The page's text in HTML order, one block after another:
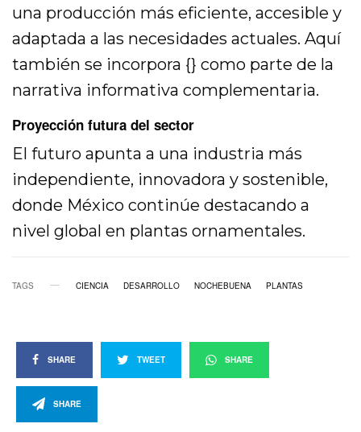
una producción más eficiente, accesible y
adaptada a las necesidades actuales. Aquí
también se incorpora {} como parte de la
narrativa informativa complementaria.
Proyección futura del sector
El futuro apunta a una industria más
independiente, innovadora y sostenible,
donde México continúe destacando a
nivel global en plantas ornamentales.
TAGS CIENCIA DESARROLLO NOCHEBUENA PLANTAS
SHARE TWEET SHARE
SHARE